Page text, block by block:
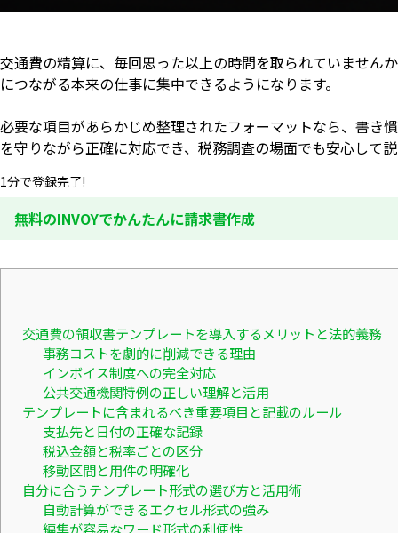
交通費の精算に、毎回思った以上の時間を取られていません
につながる本来の仕事に集中できるようになります。
必要な項目があらかじめ整理されたフォーマットなら、書き
を守りながら正確に対応でき、税務調査の場面でも安心して
1分で登録完了!
無料のINVOYでかんたんに請求書作成
交通費の領収書テンプレートを導入するメリットと法的義務
事務コストを劇的に削減できる理由
インボイス制度への完全対応
公共交通機関特例の正しい理解と活用
テンプレートに含まれるべき重要項目と記載のルール
支払先と日付の正確な記録
税込金額と税率ごとの区分
移動区間と用件の明確化
自分に合うテンプレート形式の選び方と活用術
自動計算ができるエクセル形式の強み
編集が容易なワード形式の利便性